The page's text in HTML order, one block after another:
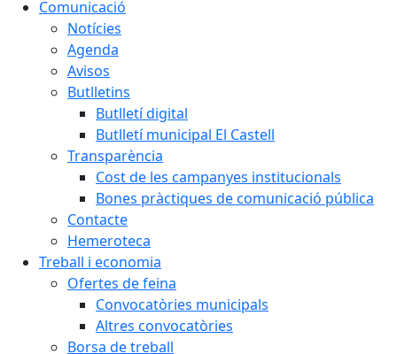
Comunicació
Notícies
Agenda
Avisos
Butlletins
Butlletí digital
Butlletí municipal El Castell
Transparència
Cost de les campanyes institucionals
Bones pràctiques de comunicació pública
Contacte
Hemeroteca
Treball i economia
Ofertes de feina
Convocatòries municipals
Altres convocatòries
Borsa de treball